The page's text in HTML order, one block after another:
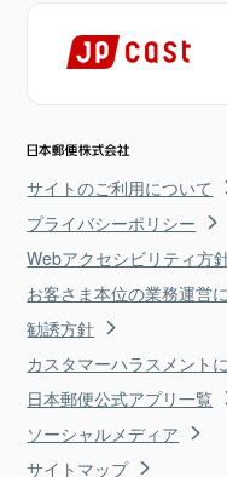
サイトのご利用について
プライバシーポリシー
Webアクセシビリティ方
お客さま本位の業務運営
勧誘方針
カスタマーハラスメント
日本郵便公式アプリ一覧
ソーシャルメディア
サイトマップ